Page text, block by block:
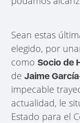
Sean estas
elegido, por
comoSocio de
deJaime
impecable
actualidad, le
Estado para el